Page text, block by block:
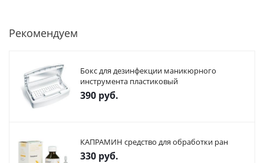
Рекомендуем
Бокс для дезинфекции маникюрного
инструмента пластиковый
390 руб.
КАПРАМИН средство для обработки ран
330 руб.